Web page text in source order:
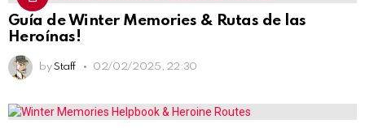
Guía de Winter Memories & Rutas de las
Heroínas!
by Staff 02/02/2025, 22:30